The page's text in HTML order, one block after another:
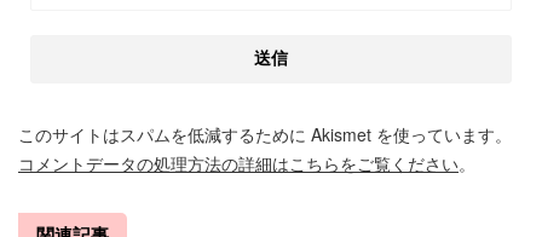
このサイトはスパムを低減するために Akismet を使っています。
コメントデータの処理方法の詳細はこちらをご覧ください。